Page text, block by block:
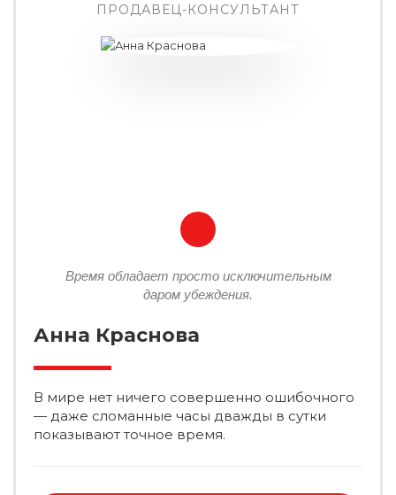
ПРОДАВЕЦ-КОНСУЛЬТАНТ
Время обладает просто исключительным
даром убеждения.
Анна Краснова
В мире нет ничего совершенно ошибочного
— даже сломанные часы дважды в сутки
показывают точное время.